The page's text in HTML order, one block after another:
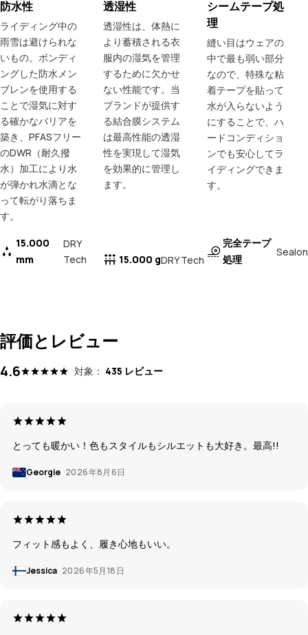
防水性
ライディング中の
雨雪は避けられな
いもの。ボンディ
ングした防水メン
ブレンを使用する
ことで湿気に対す
る確かなバリアを
築き、PFASフリー
のDWR（耐久撥
水）加工により水
が弾かれ水滴とな
って転がり落ちま
す。
15.000
mm
DRY
Tech
透湿性
透湿性は、体熱に
より蓄積される衣
服内の湿気を管理
するために欠かせ
ない性能です。当
ブランドが提供す
る結合膜システム
は最高性能の透湿
性を実現して湿気
を効果的に管理し
ます。
15.000 gDRY Tech
シームテープ処
理
縫い目はウェアの
中で最も弱い部分
なので、特殊な粘
着テープを貼って
水が入らないよう
にすることで、ハ
ードコンディショ
ンでも安心してラ
イディングできま
す。
完全テープ
処理
Sealon
評価とレビュー
4.6 対象： 435 レビュー
とっても暖かい！色もスタイルもシルエットも大好き。最高!!
Georgie 2026年8月6日
フィット感もよく、履き心地もいい。
Jessica 2026年5月18日